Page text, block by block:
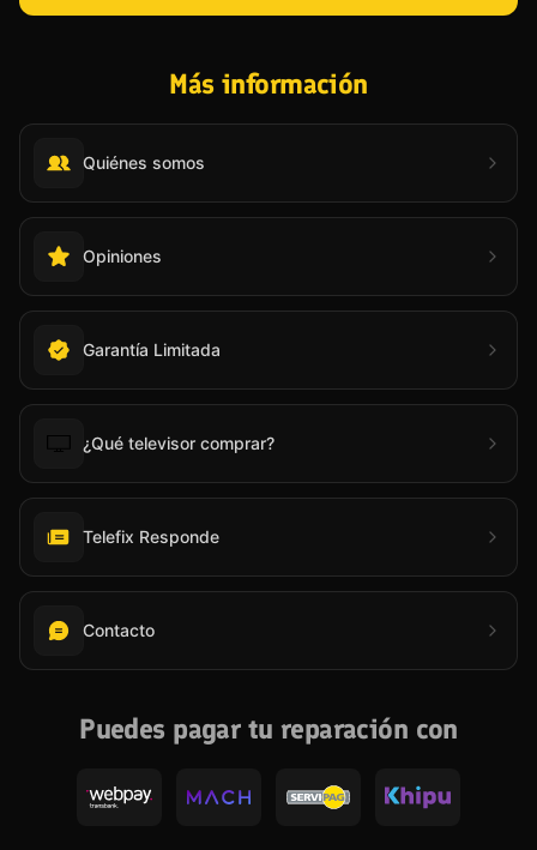
Más información
Quiénes somos
Opiniones
Garantía Limitada
¿Qué televisor comprar?
Telefix Responde
Contacto
Puedes pagar tu reparación con
Webpay Mach Servipag Khipu